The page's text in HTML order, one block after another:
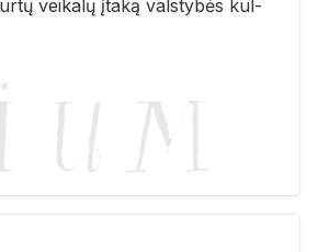
vei­ka­lų įta­ką vals­ty­bės kul­